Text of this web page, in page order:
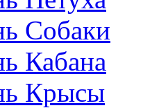
Собаки
Кабана
Крысы